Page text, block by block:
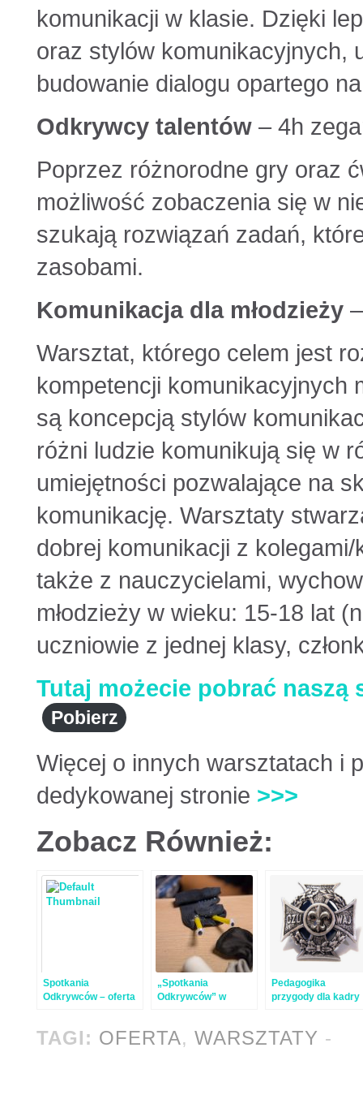
komunikacji w klasie. Dzięki
oraz stylów komunikacyjnych,
budowanie dialogu opartego
Odkrywcy talentów– 4h
Poprzez różnorodne gry oraz
możliwość zobaczenia się w
szukają rozwiązań zadań,
zasobami.
Komunikacja dla młodzieży–
Warsztat, którego celem jest
kompetencji komunikacyjnych
są koncepcją stylów
różni ludzie komunikują się w
umiejętności pozwalające na
komunikację. Warsztaty
dobrej komunikacji z
także z nauczycielami,
młodzieży w wieku: 15-18 lat
uczniowie z jednej klasy,
Tutaj możecie pobrać naszą
Pobierz
Więcej o innych warsztatach i
dedykowanej stronie >>>
Zobacz Również:
Spotkania
Odkrywców – oferta
„Spotkania
Odkrywców” w
Pedagogika
przygody dla kadry
TAGI: OFERTA, WARSZTATY -